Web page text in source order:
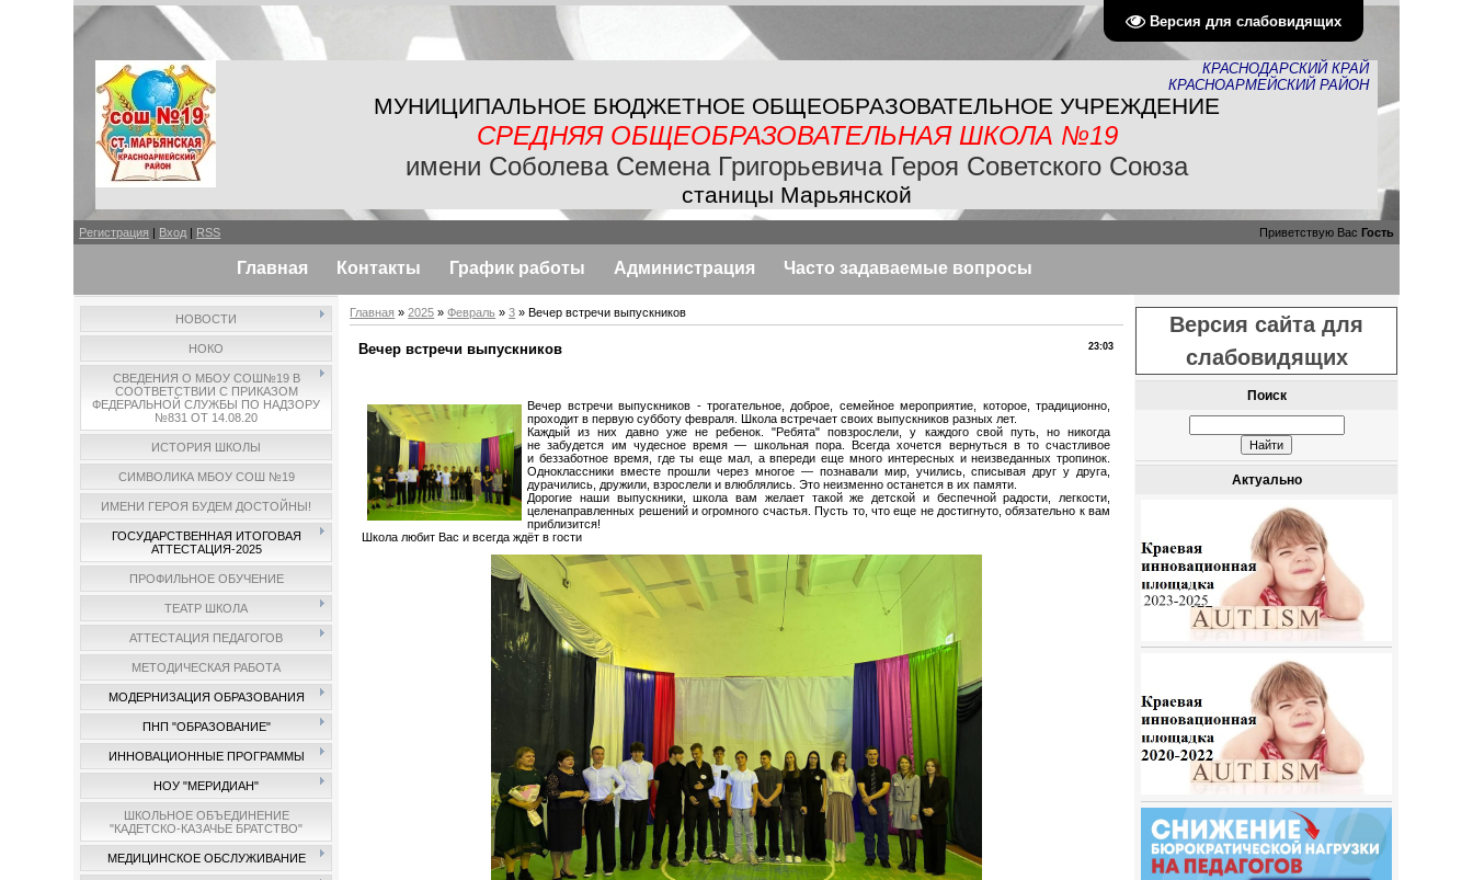
Версия для слабовидящих
КРАСНОДАРСКИЙ КРАЙ
КРАСНОАРМЕЙСКИЙ РАЙОН
МУНИЦИПАЛЬНОЕ БЮДЖЕТНОЕ ОБЩЕОБРАЗОВАТЕЛЬНОЕ УЧРЕЖДЕНИЕ
СРЕДНЯЯ ОБЩЕОБРАЗОВАТЕЛЬНАЯШКОЛА №19
имени Соболева Семена Григорьевича Героя Советского Союза
станицы Марьянской
Регистрация | Вход | RSS Приветствую Вас Гость
Главная Контакты График работы Администрация Часто задаваемые вопросы
НОВОСТИ
НОКО
СВЕДЕНИЯ О МБОУ СОШ№19 В
СООТВЕТСТВИИ С ПРИКАЗОМ
ФЕДЕРАЛЬНОЙ СЛУЖБЫ ПО НАДЗОРУ
№831 ОТ 14.08.20
ИСТОРИЯ ШКОЛЫ
СИМВОЛИКА МБОУ СОШ №19
ИМЕНИ ГЕРОЯ БУДЕМ ДОСТОЙНЫ!
ГОСУДАРСТВЕННАЯ ИТОГОВАЯ
АТТЕСТАЦИЯ-2025
ПРОФИЛЬНОЕ ОБУЧЕНИЕ
ТЕАТР ШКОЛА
АТТЕСТАЦИЯ ПЕДАГОГОВ
МЕТОДИЧЕСКАЯ РАБОТА
МОДЕРНИЗАЦИЯ ОБРАЗОВАНИЯ
ПНП "ОБРАЗОВАНИЕ"
ИННОВАЦИОННЫЕ ПРОГРАММЫ
НОУ "МЕРИДИАН"
ШКОЛЬНОЕ ОБЪЕДИНЕНИЕ
"КАДЕТСКО-КАЗАЧЬЕ БРАТСТВО"
МЕДИЦИНСКОЕ ОБСЛУЖИВАНИЕ
Главная »2025 » Февраль » 3 » Вечер встречи выпускников
23:03
Вечер встречи выпускников
Вечер встречи выпускников - трогательное, доброе, семейное мероприятие, которое, традиционно,
проходит в первую субботу февраля. Школа встречает своих выпускников разных лет.
Каждый из них давно уже не ребенок. "Ребята" повзрослели, у каждого свой путь, но никогда
не забудется им чудесное время — школьная пора. Всегда хочется вернуться в то счастливое
и беззаботное время, где ты еще мал, а впереди еще много интересных и неизведанных тропинок.
Одноклассники вместе прошли через многое — познавали мир, учились, списывая друг у друга,
дурачились, дружили, взрослели и влюблялись. Это неизменно останется в их памяти.
Дорогие наши выпускники, школа вам желает такой же детской и беспечной радости, легкости,
целенаправленных решений и огромного счастья. Пусть то, что еще не достигнуто, обязательно к вам
приблизится!
Школа любит Вас и всегда ждёт в гости
Версия сайта для
слабовидящих
Поиск
Актуально